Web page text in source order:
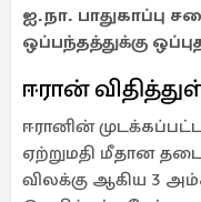
ஐ.நா. பாதுகாப்பு
ஒப்பந்தத்துக்கு
ஈரான்
ஈரானின்
ஏற்றுமதி மீதான
விலக்கு ஆகிய 3